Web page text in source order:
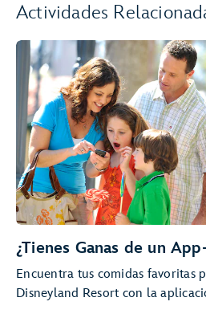
Actividades
¿Tienes Ganas de un
Encuentra tus comidas favoritas
Disneyland Resort con la